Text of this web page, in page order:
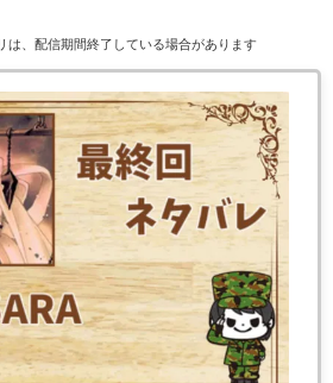
、配信期間終了している場合があります